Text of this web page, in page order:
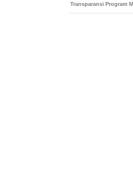
Transparansi Program